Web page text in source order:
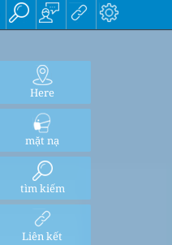
Here
mặt nạ
tìm kiếm
Liên kết